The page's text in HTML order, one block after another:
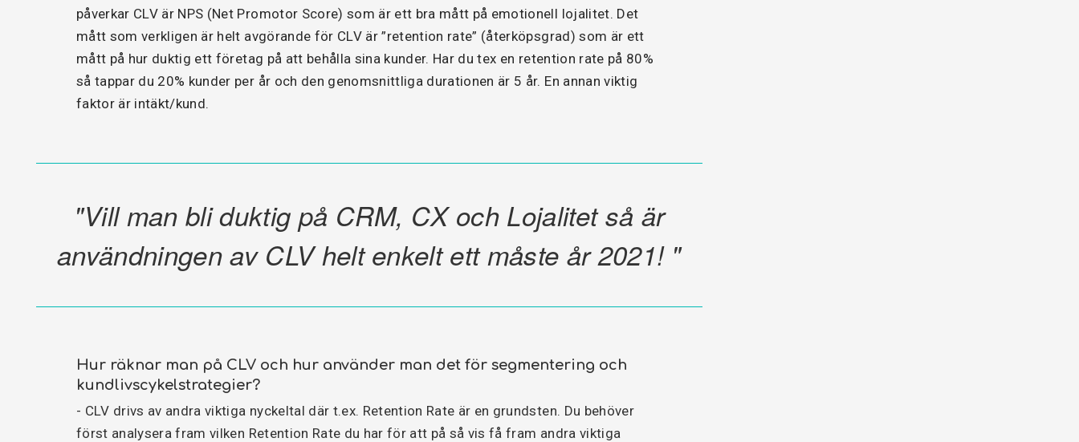
påverkar CLV är NPS (Net Promotor Score) som är ett bra mått på emotionell lojalitet. Det
mått som verkligen är helt avgörande för CLV är ”retention rate” (återköpsgrad) som är ett
mått på hur duktig ett företag på att behålla sina kunder. Har du tex en retention rate på 80%
så tappar du 20% kunder per år och den genomsnittliga durationen är 5 år. En annan viktig
faktor är intäkt/kund.
"Vill man bli duktig på CRM, CX och Lojalitet så är
användningen av CLV helt enkelt ett måste år 2021! "
Hur räknar man på CLV och hur använder man det för segmentering och
kundlivscykelstrategier?
- CLV drivs av andra viktiga nyckeltal där t.ex. Retention Rate är en grundsten. Du behöver
först analysera fram vilken Retention Rate du har för att på så vis få fram andra viktiga